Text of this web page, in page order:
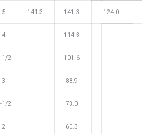
5 141.3 141.3 124.0
4 114.3
1/2 101.6
3 88.9
1/2 73.0
2 60.3